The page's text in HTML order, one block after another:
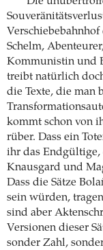
Schelm,
Kommunistin und
treibt natürlich
die Texte, die man
kommt schon von
rüber. Dass ein
ihr das
Knausgard und
Dass die Sätze
sein würden,
sind aber
Versionen dieser
sonder Zahl,